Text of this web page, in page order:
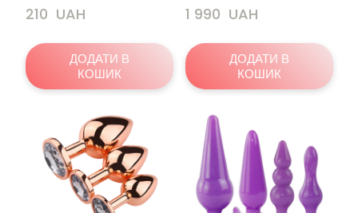
210  UAH
ДОДАТИ В
КОШИК
1 990  UAH
ДОДАТИ В
КОШИК